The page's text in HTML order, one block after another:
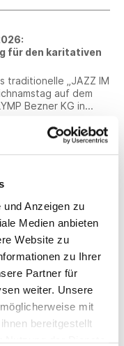
Anzeigen zu
Medien anbieten
Website zu
zu Ihrer
Partner für
weiter. Unsere
mit
bereitgestellt
spezifischen
Im Mittelpunkt
Auswirkungen für
Textilien
funktionskritische
die Umsetzbarkeit
für den karitativen
traditionelle „JAZZ IM
auf dem
Bezner KG in
Eintrittsgelder
OLYMP-Bezner-
Projekte für Kinder
– Gemeinsam
Zeiten
wirtschaftlich
auf acht Jahrzehnte
zur Umsetzung
Papier mit den
und Antworten zur